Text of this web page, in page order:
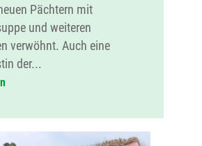
Pächtern mit
und weiteren
verwöhnt. Auch eine
der...